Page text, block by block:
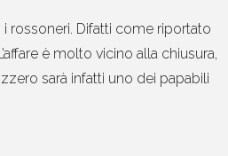
rossoneri. Difatti come riportato
è molto vicino alla chiusura,
sarà infatti uno dei papabili